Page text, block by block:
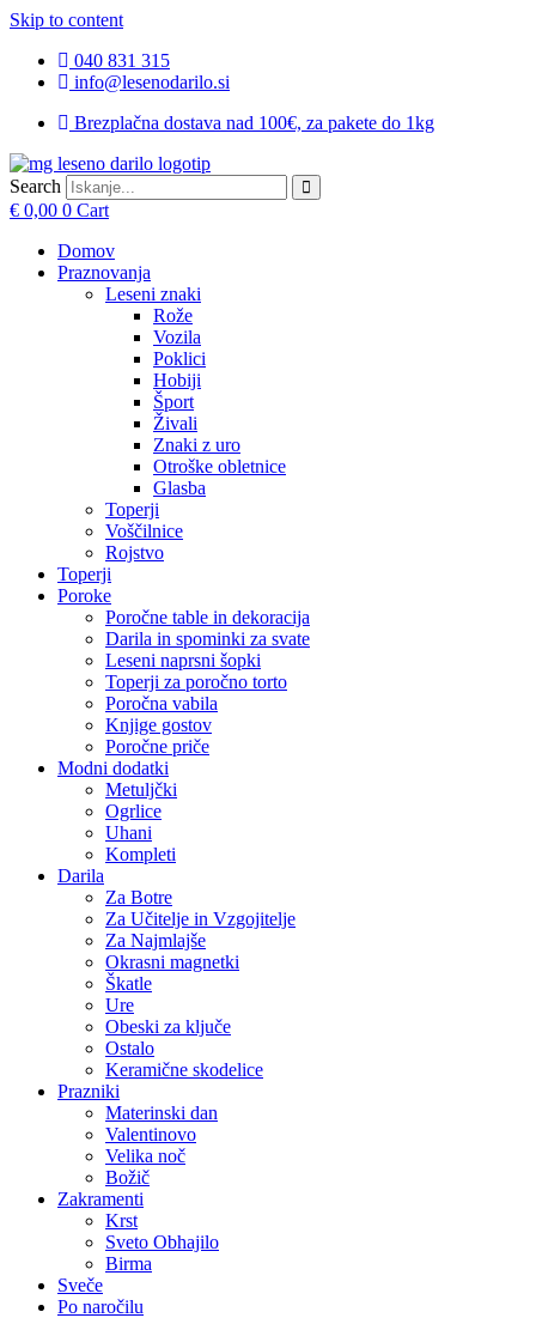
Skip to content
040 831 315
info@lesenodarilo.si
Brezplačna dostava nad 100€, za pakete do 1kg
Search
€ 0,00 0 Cart
Domov
Praznovanja
Leseni znaki
Rože
Vozila
Poklici
Hobiji
Šport
Živali
Znaki z uro
Otroške obletnice
Glasba
Toperji
Voščilnice
Rojstvo
Toperji
Poroke
Poročne table in dekoracija
Darila in spominki za svate
Leseni naprsni šopki
Toperji za poročno torto
Poročna vabila
Knjige gostov
Poročne priče
Modni dodatki
Metuljčki
Ogrlice
Uhani
Kompleti
Darila
Za Botre
Za Učitelje in Vzgojitelje
Za Najmlajše
Okrasni magnetki
Škatle
Ure
Obeski za ključe
Ostalo
Keramične skodelice
Prazniki
Materinski dan
Valentinovo
Velika noč
Božič
Zakramenti
Krst
Sveto Obhajilo
Birma
Sveče
Po naročilu